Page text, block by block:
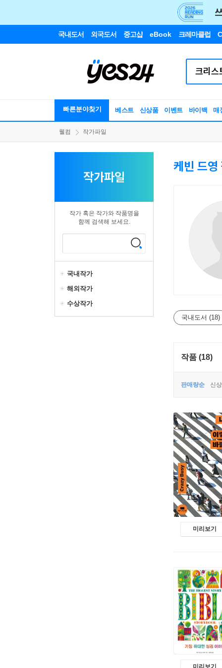
국내도서 외국도서 중고샵 eBook 크레마클럽
빠른분야찾기 베스트 신상품 이벤트 바이백 매
웰컴 작가파일
작가파일
작가 혹은 작가와 작품명을
함께 검색해 보세요.
국내작가
해외작가
수상작가
케빈 드영
국내도서 (18)
작품 (18)
판매량순 신
미리보기
미리보기